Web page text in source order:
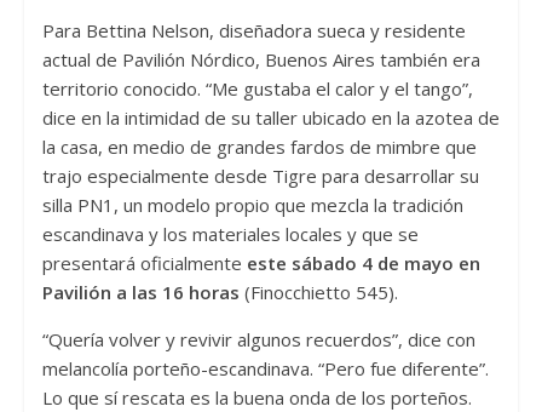
Para Bettina Nelson, diseñadora sueca y residente
actual de Pavilión Nórdico, Buenos Aires también era
territorio conocido. “Me gustaba el calor y el tango”,
dice en la intimidad de su taller ubicado en la azotea de
la casa, en medio de grandes fardos de mimbre que
trajo especialmente desde Tigre para desarrollar su
silla PN1, un modelo propio que mezcla la tradición
escandinava y los materiales locales y que se
presentará oficialmente este sábado 4 de mayo en
Pavilión a las 16 horas (Finocchietto 545).
“Quería volver y revivir algunos recuerdos”, dice con
melancolía porteño-escandinava. “Pero fue diferente”.
Lo que sí rescata es la buena onda de los porteños.